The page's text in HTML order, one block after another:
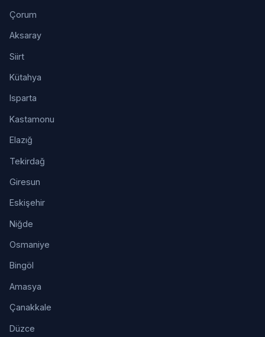
Çorum
Aksaray
Siirt
Kütahya
Isparta
Kastamonu
Elazığ
Tekirdağ
Giresun
Eskişehir
Niğde
Osmaniye
Bingöl
Amasya
Çanakkale
Düzce